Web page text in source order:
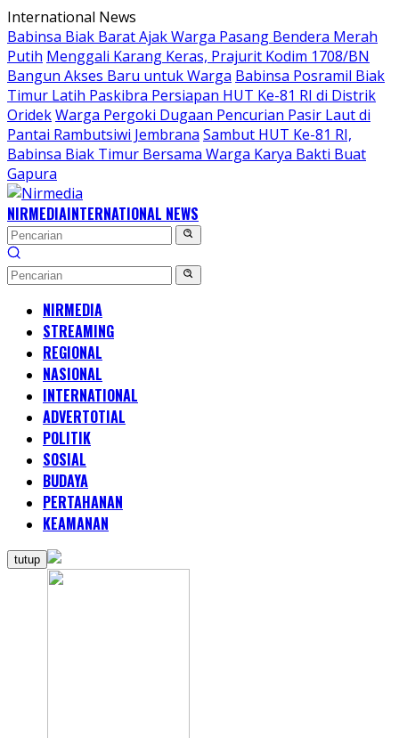
Langsung
ke
konten
International News
Babinsa Biak Barat Ajak Warga Pasang Bendera Merah
Putih Menggali Karang Keras, Prajurit Kodim 1708/BN
Bangun Akses Baru untuk Warga Babinsa Posramil Biak
Timur Latih Paskibra Persiapan HUT Ke-81 RI di Distrik
OridekWarga Pergoki Dugaan Pencurian Pasir Laut di
Pantai Rambutsiwi Jembrana Sambut HUT Ke-81 RI,
Babinsa Biak Timur Bersama Warga Karya Bakti Buat
Gapura
NIRMEDIAINTERNATIONAL NEWS
NIRMEDIA
STREAMING
REGIONAL
NASIONAL
INTERNATIONAL
ADVERTOTIAL
POLITIK
SOSIAL
BUDAYA
PERTAHANAN
KEAMANAN
tutup